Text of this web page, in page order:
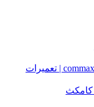
تعمیر آیفون تصویری کوماکس commax | تعمیرات